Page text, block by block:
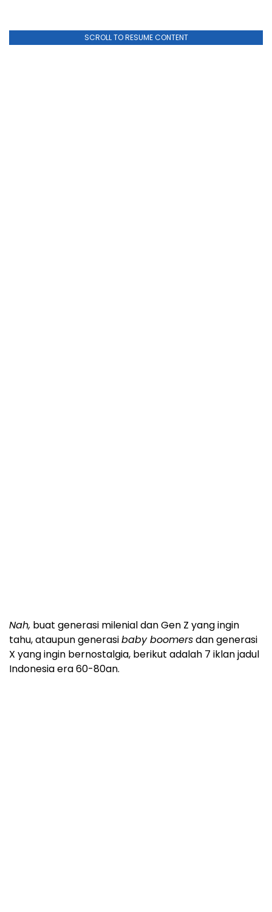
SCROLL TO RESUME CONTENT
Nah, buat generasi milenial dan Gen Z yang ingin
tahu, ataupun generasibaby boomersdan generasi
X yang ingin bernostalgia, berikut adalah 7 iklan jadul
Indonesia era 60-80an.